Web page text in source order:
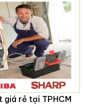
giá rẻ tại TPHCM